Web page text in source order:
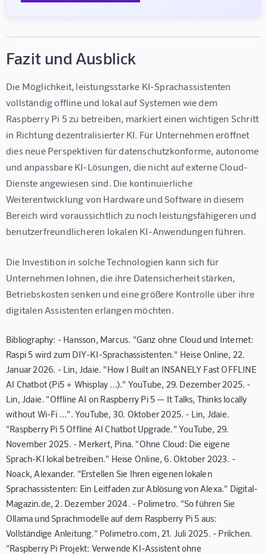
Fazit und Ausblick
Die Möglichkeit, leistungsstarke KI-Sprachassistenten
vollständig offline und lokal auf Systemen wie dem
Raspberry Pi 5 zu betreiben, markiert einen wichtigen Schritt
in Richtung dezentralisierter KI. Für Unternehmen eröffnet
dies neue Perspektiven für datenschutzkonforme, autonome
und anpassbare KI-Lösungen, die nicht auf externe Cloud-
Dienste angewiesen sind. Die kontinuierliche
Weiterentwicklung von Hardware und Software in diesem
Bereich wird voraussichtlich zu noch leistungsfähigeren und
benutzerfreundlicheren lokalen KI-Anwendungen führen.
Die Investition in solche Technologien kann sich für
Unternehmen lohnen, die ihre Datensicherheit stärken,
Betriebskosten senken und eine größere Kontrolle über ihre
digitalen Assistenten erlangen möchten.
Bibliography: - Hansson, Marcus. "Ganz ohne Cloud und Internet:
Raspi 5 wird zum DIY-KI-Sprachassistenten." Heise Online, 22.
Januar 2026. - Lin, Jdaie. "How I Built an INSANELY Fast OFFLINE
AI Chatbot (Pi5 + Whisplay ...)." YouTube, 29. Dezember 2025. -
Lin, Jdaie. "Offline AI on Raspberry Pi 5 — It Talks, Thinks locally
without Wi-Fi ...". YouTube, 30. Oktober 2025. - Lin, Jdaie.
"Raspberry Pi 5 Offline AI Chatbot Upgrade." YouTube, 29.
November 2025. - Merkert, Pina. "Ohne Cloud: Die eigene
Sprach-KI lokal betreiben." Heise Online, 6. Oktober 2023. -
Noack, Alexander. "Erstellen Sie Ihren eigenen lokalen
Sprachassistenten: Ein Leitfaden zur Ablösung von Alexa." Digital-
Magazin.de, 2. Dezember 2024. - Polimetro. "So führen Sie
Ollama und Sprachmodelle auf dem Raspberry Pi 5 aus:
Vollständige Anleitung." Polimetro.com, 21. Juli 2025. - Prilchen.
"Raspberry Pi Projekt: Verwende KI-Assistent ohne